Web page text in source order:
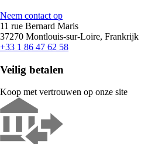
Neem contact op
11 rue Bernard Maris
37270 Montlouis-sur-Loire, Frankrijk
+33 1 86 47 62 58
Veilig betalen
Koop met vertrouwen op onze site